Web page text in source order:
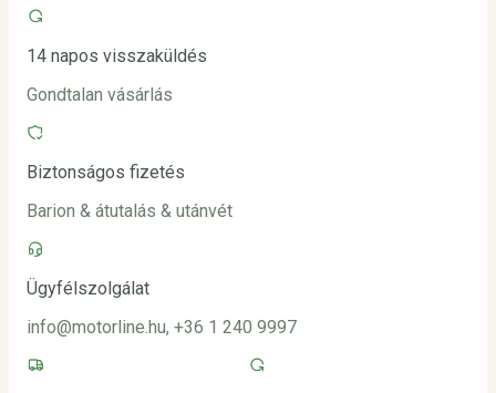
14 napos visszaküldés
Gondtalan vásárlás
Biztonságos fizetés
Barion & átutalás & utánvét
Ügyfélszolgálat
info@motorline.hu, +36 1 240 9997